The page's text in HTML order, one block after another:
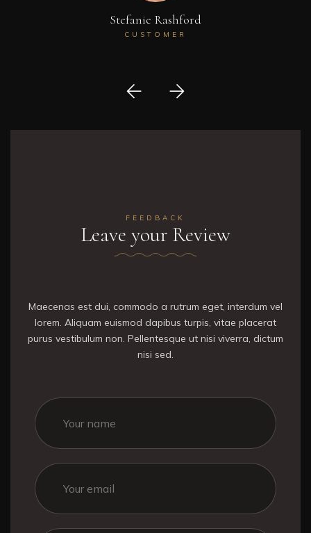
Stefanie Rashford
CUSTOMER
FEEDBACK
Leave your Review
Maecenas est dui, commodo a rutrum eget, interdum vel
lorem. Aliquam euismod dapibus turpis, vitae placerat
purus vestibulum non. Pellentesque ut nisi viverra, dictum
nisi sed.